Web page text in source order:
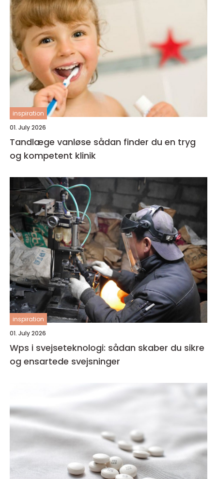
inspiration
01. July 2026
Tandlæge vanløse sådan finder du en tryg
og kompetent klinik
inspiration
01. July 2026
Wps i svejseteknologi: sådan skaber du sikre
og ensartede svejsninger